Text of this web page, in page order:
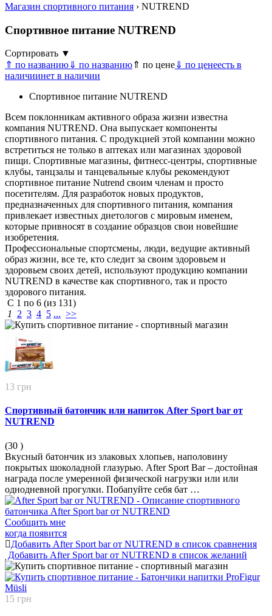
Магазин спортивного питания › NUTREND
Спортивное питание NUTREND
Сортировать ▼
⇑ по названию⇓ по названию⇑ по цене⇓ по ценеесть в
наличиинет в наличии
Спортивное питание NUTREND
Всем поклонникам активного образа жизни известна
компания NUTREND. Она выпускает компоненты
спортивного питания. С продукцией этой компании можно
встретиться не только в аптеках или магазинах здоровой
пищи. Спортивные магазины, фитнесс-центры, спортивные
клубы, танцзалы и танцевальные клубы рекомендуют
спортивное питание Nutrend своим членам и просто
посетителям. Для разработок новых продуктов,
предназначенных для спортивного питания, компания
привлекает известных диетологов с мировым именем,
которые привносят в создание образцов свои новейшие
изобретения.
Профессиональные спортсмены, люди, ведущие активный
образ жизни, все те, кто следит за своим здоровьем и
здоровьем своих детей, используют продукцию компании
NUTREND в качестве как спортивного, так и просто
здорового питания.
С 1 по 6 (из 131)
1
2 3 4 5 ... >>
13 грн
Спортивный батончик или напиток After Sport bar от
NUTREND
(30 )
Вкусный батончик из злаковых хлопьев, наполовину
покрытых шоколадной глазурью. After Sport Bar – достойная
награда после умеренной физической нагрузки или или
однодневной прогулки. Побапуйте себя бат …
Сообщить мне
когда появится
Добавить After Sport bar от NUTREND в список сравнения
Добавить After Sport bar от NUTREND в список желаний
15 грн